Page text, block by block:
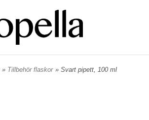
» Tillbehör flaskor » Svart pipett, 100 ml